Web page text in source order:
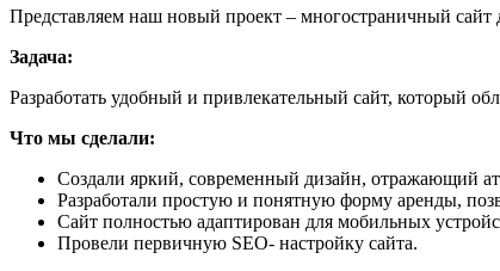
Представляем наш новый проект – многостраничный сайт
Задача:
Разработать удобный и привлекательный сайт, который
Что мы сделали:
Создали яркий, современный дизайн, отражающий
Разработали простую и понятную форму аренды,
Сайт полностью адаптирован для мобильных
Провели первичную SEO- настройку сайта.